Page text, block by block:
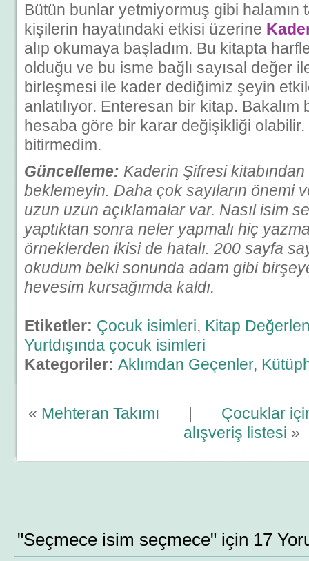
Bütün bunlar yetmiyormuş gibi halamın
kişilerin hayatındaki etkisi üzerine
alıp okumaya başladım. Bu kitapta
olduğu ve bu isme bağlı sayısal değer
birleşmesi ile kader dediğimiz şeyin
anlatılıyor. Enteresan bir kitap.
hesaba göre bir karar değişikliği olabilir.
bitirmedim.
Güncelleme: Kaderin Şifresi
beklemeyin. Daha çok sayıların önemi
uzun uzun açıklamalar var. Nasıl isim
yaptıktan sonra neler yapmalı hiç
örneklerden ikisi de hatalı. 200 sayfa
okudum belki sonunda adam gibi
hevesim kursağımda kaldı.
Etiketler: Çocuk isimleri, Kitap
Yurtdışında çocuk isimleri
Kategoriler: Aklımdan Geçenler,
« Mehteran Takımı | Çocuklar
alışveriş listesi »
"Seçmece isim seçmece" için 17